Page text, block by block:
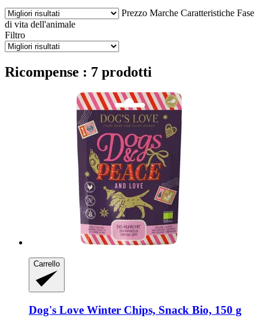
Prezzo Marche Caratteristiche Fase
di vita dell'animale
Filtro
Ricompense : 7 prodotti
Carrello
Dog's Love Winter Chips, Snack Bio, 150 g